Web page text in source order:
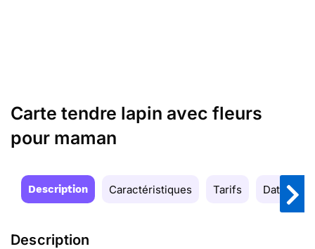
Carte tendre lapin avec fleurs
pour maman
Description Caractéristiques Tarifs Date de
Description